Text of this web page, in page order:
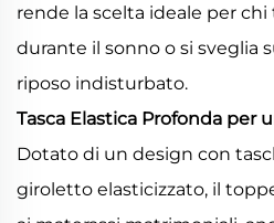
rende la scelta ideale per chi
durante il sonno o si sveglia
riposo indisturbato.
Tasca Elastica Profonda per
Dotato di un design con
giroletto elasticizzato, il